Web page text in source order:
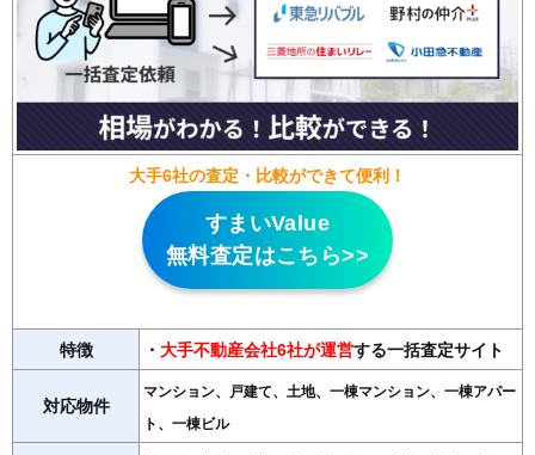
大手6社の査定・比較ができて便利！
すまいValue
無料査定はこちら>>
特徴 ・ 大手不動産会社6社が運営する一括査定サイト
対応物件
マンション、戸建て、土地、一棟マンション、一棟アパー
ト、一棟ビル